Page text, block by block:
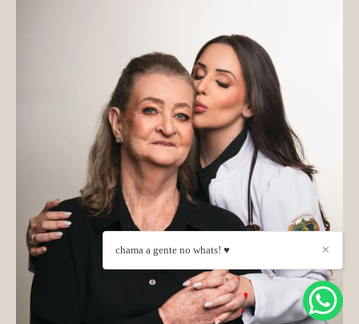
✕
chama a gente no whats! ♥